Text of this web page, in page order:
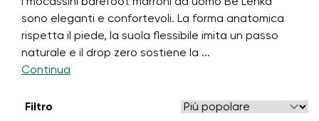
sono eleganti e confortevoli. La forma anatomica
rispetta il piede, la suola flessibile imita un passo
naturale e il drop zero sostiene la ...
Continua
Filtro